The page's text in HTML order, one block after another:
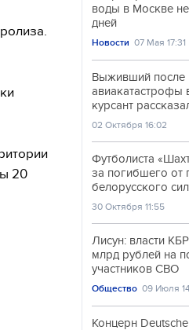
20
воды в Москве
дней
Новости 07 Мая 17:31
Выживший после
авиакатастрофы
курсант
02 Октября 16:02
Футболиста
за погибшего от
белорусского
30 Октября 11:55
Лисун: власти
млрд рублей на
участников СВО
Общество 09 Июля
Концерн